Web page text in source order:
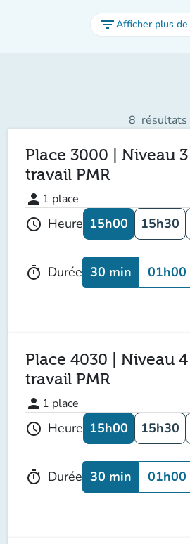
filter_listAfficher plus
8 résultats
Place 3000 | Niveau
travail PMR
person 1 place
schedule Heure 15h00 15h30
timer Durée 30 min 01h00
Place 4030 | Niveau
travail PMR
person 1 place
schedule Heure 15h00 15h30
timer Durée 30 min 01h00